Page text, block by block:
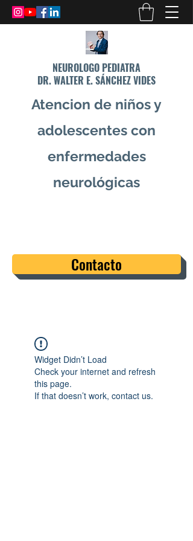
NEUROLOGO PEDIATRA
DR. WALTER E. SÁNCHEZ VIDES
Atencion de niños y
adolescentes con
enfermedades
neurológicas
Contacto
Widget Didn’t Load
Check your internet and refresh
this page.
If that doesn’t work, contact us.